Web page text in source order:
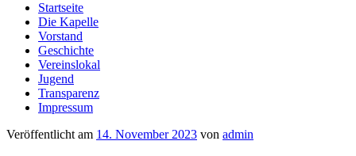
Startseite
Die Kapelle
Vorstand
Geschichte
Vereinslokal
Jugend
Transparenz
Impressum
Veröffentlicht am 14. November 2023 von admin